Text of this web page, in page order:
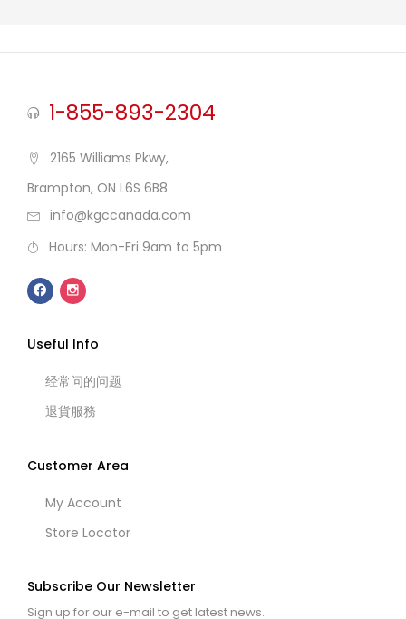
1-855-893-2304
2165 Williams Pkwy,
Brampton, ON L6S 6B8
info@kgccanada.com
Hours: Mon-Fri 9am to 5pm
Useful Info
经常问的问题
退貨服務
Customer Area
My Account
Store Locator
Subscribe Our Newsletter
Sign up for our e-mail to get latest news.